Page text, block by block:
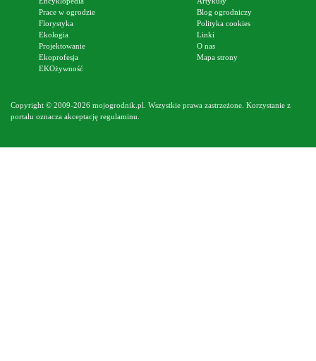
Prace w ogrodzie
Florystyka
Ekologia
Projektowanie
Ekoprofesja
EKOżywność
Blog ogrodniczy
Polityka cookies
Linki
O nas
Mapa strony
Copyright © 2009-2026 mojogrodnik.pl. Wszystkie prawa zastrzeżone. Korzystanie z
portalu oznacza akceptację regulaminu.